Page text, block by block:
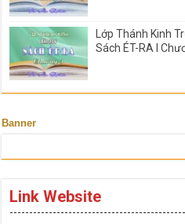
Lớp Thánh Kinh
Sách ÉT-RA I
Banner
Link Website